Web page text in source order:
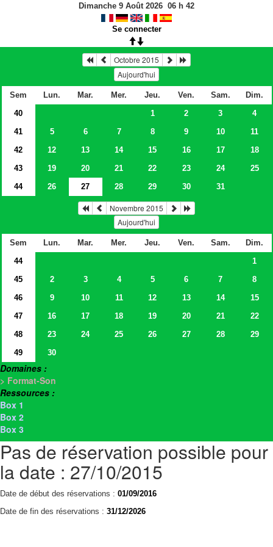
Dimanche 9 Août 2026 06 h 42
Se connecter
Octobre 2015
Aujourd'hui
Sem Lun. Mar. Mer. Jeu. Ven. Sam.
Dim.
40
1 2 3
4
41
5 6 7 8 9 10
11
42
12 13 14 15 16 17
18
43
19 20 21 22 23 24
25
44
26 27 28 29 30 31
Novembre 2015
Aujourd'hui
Sem Lun. Mar. Mer. Jeu. Ven. Sam.
Dim.
44
1
45
2 3 4 5 6 7
8
46
9 10 11 12 13 14
15
47
16 17 18 19 20 21
22
48
23 24 25 26 27 28
29
49
30
Domaines :
> Format-Son
Ressources :
Box 1
Box 2
Box 3
Pas de réservation possible pour
la date : 27/10/2015
Date de début des réservations : 01/09/2016
Date de fin des réservations : 31/12/2026